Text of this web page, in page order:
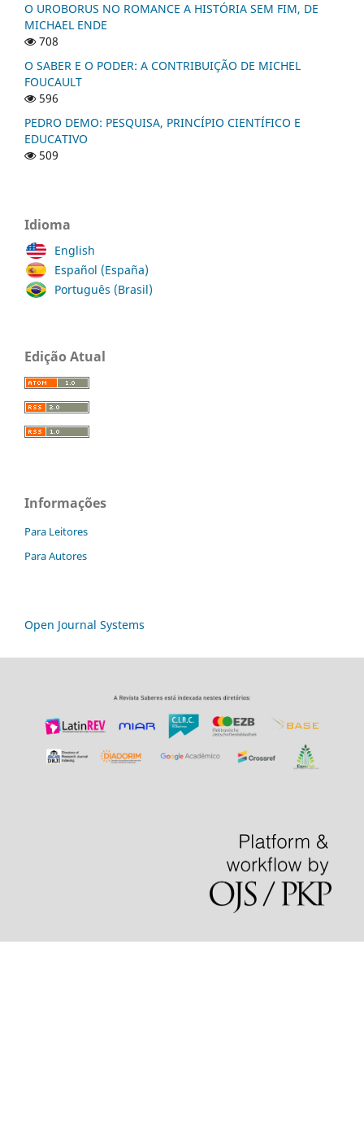
O UROBORUS NO ROMANCE A HISTÓRIA SEM FIM, DE
MICHAEL ENDE
708
O SABER E O PODER: A CONTRIBUIÇÃO DE MICHEL
FOUCAULT
596
PEDRO DEMO: PESQUISA, PRINCÍPIO CIENTÍFICO E
EDUCATIVO
509
Idioma
English
Español (España)
Português (Brasil)
Edição Atual
Informações
Para Leitores
Para Autores
Open Journal Systems